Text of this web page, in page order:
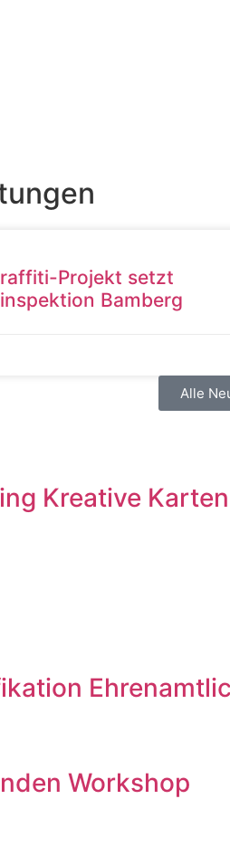
Projekt setzt
Bamberg
Alle
Kreative
Workshop